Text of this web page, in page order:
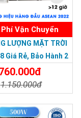
Vận Chuyển
LƯỢNG MẶT TRỜI
Giá Rẻ, Bảo Hành 2
1.150.000đ